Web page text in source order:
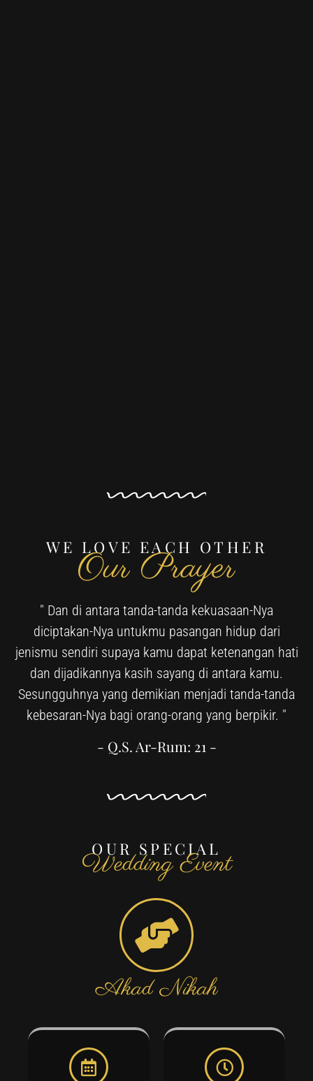
WE LOVE EACH OTHER
Our Prayer
" Dan di antara tanda-tanda kekuasaan-Nya
diciptakan-Nya untukmu pasangan hidup dari
jenismu sendiri supaya kamu dapat ketenangan hati
dan dijadikannya kasih sayang di antara kamu.
Sesungguhnya yang demikian menjadi tanda-tanda
kebesaran-Nya bagi orang-orang yang berpikir. "
- Q.S. Ar-Rum: 21 -
OUR SPECIAL
Wedding Event
Akad Nikah